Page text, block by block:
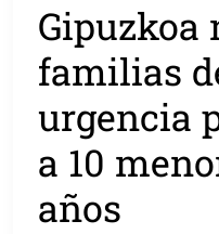
Gipuzkoa
familias
urgencia
a 10
años